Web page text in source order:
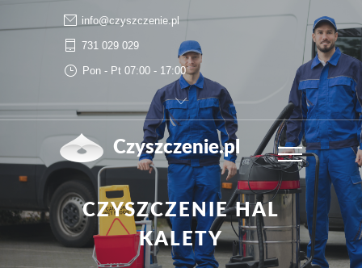
info@czyszczenie.pl
731 029 029
Pon - Pt 07:00 - 17:00
Czyszczenie.pl
CZYSZCZENIE HAL
KALETY